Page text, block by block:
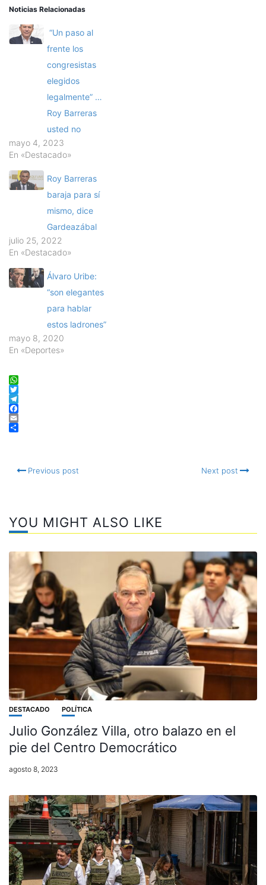
Noticias Relacionadas
“Un paso al
frente los
congresistas
elegidos
legalmente” …
Roy Barreras
usted no
mayo 4, 2023
En «Destacado»
Roy Barreras
baraja para sí
mismo, dice
Gardeazábal
julio 25, 2022
En «Destacado»
Álvaro Uribe:
“son elegantes
para hablar
estos ladrones”
mayo 8, 2020
En «Deportes»
WhatsApp
Twitter
Telegram
Facebook
Email
Previous post Next post
YOU MIGHT ALSO LIKE
DESTACADO POLÍTICA
Julio González Villa, otro balazo en el
pie del Centro Democrático
agosto 8, 2023